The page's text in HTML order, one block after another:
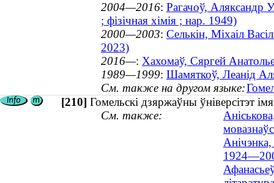
2004—2016: Рагачоў, Аляксандр
; фізічная хімія ; нар. 1949)
2000—2003: Селькін, Міхаіл
2023)
2016—: Хахомаў, Сяргей
1989—1999: Шамяткоў, Леанід
См. также на другом языке:
[210] Гомельскі дзяржаўны ўніверсітэт
См. также:
Анічэнка,